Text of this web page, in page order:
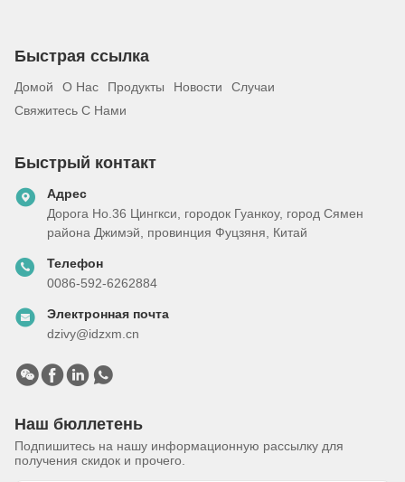
Быстрая ссылка
Домой О Нас Продукты Новости
Случаи
Свяжитесь С Нами
Быстрый контакт
Адрес
Дорога Но.36 Цингкси, городок Гуанкоу, город Сямен
района Джимэй, провинция Фуцзяня, Китай
Телефон
0086-592-6262884
Электронная почта
dzivy@idzxm.cn
Наш бюллетень
Подпишитесь на нашу информационную рассылку для
получения скидок и прочего.